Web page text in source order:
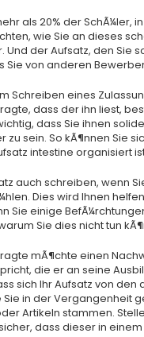
als 20% der SchÃ¼ler,
wie Sie an dieses
Und der Aufsatz, den Sie
Sie von anderen
Schreiben eines
dass der ihn liest,
dass Sie ihnen
zu sein. So kÃ¶nnen Sie
intestine organisiert
auch schreiben, wenn
Dies wird Ihnen
Sie einige
Sie dies nicht tun
mÃ¶chte einen
die er an seine
sich Ihr Aufsatz von
in der Vergangenheit
Artikeln stammen.
dass dieser in